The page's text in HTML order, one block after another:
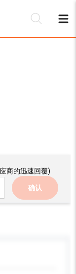
商的迅速回覆)
确认